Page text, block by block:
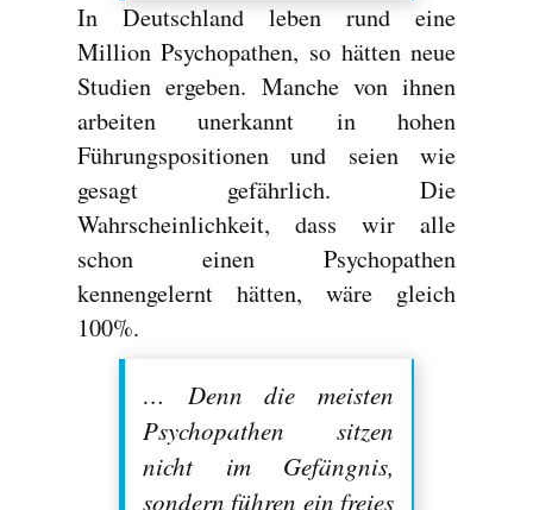
In Deutschland leben rund eine
Million Psychopathen, so hätten neue
Studien ergeben. Manche von ihnen
arbeiten unerkannt in hohen
Führungspositionen und seien wie
gesagt gefährlich. Die
Wahrscheinlichkeit, dass wir alle
schon einen Psychopathen
kennengelernt hätten, wäre gleich
100%.
… Denn die meisten
Psychopathen sitzen
nicht im Gefängnis,
sondern führen ein freies